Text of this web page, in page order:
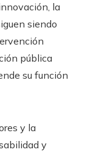
la
siendo
pública
su función
y la
y